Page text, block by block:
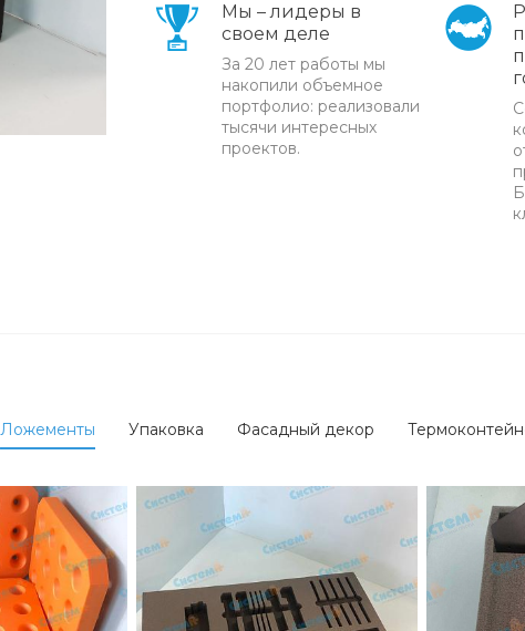
Мы – лидеры в
своем деле
За 20 лет работы мы
накопили объемное
портфолио: реализовали
тысячи интересных
проектов.
Ложементы Упаковка Фасадный декор